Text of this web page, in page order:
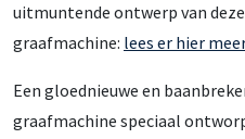
uitmuntende ontwerp van
graafmachine: lees er hier
Een gloednieuwe en
graafmachine speciaal